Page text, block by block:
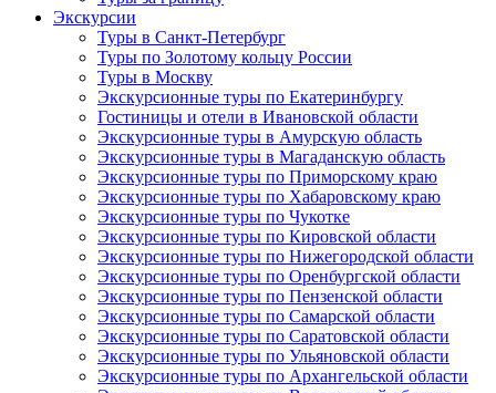
Экскурсии
Туры в Санкт-Петербург
Туры по Золотому кольцу России
Туры в Москву
Экскурсионные туры по Екатеринбургу
Гостиницы и отели в Ивановской области
Экскурсионные туры в Амурскую область
Экскурсионные туры в Магаданскую область
Экскурсионные туры по Приморскому краю
Экскурсионные туры по Хабаровскому краю
Экскурсионные туры по Чукотке
Экскурсионные туры по Кировской области
Экскурсионные туры по Нижегородской области
Экскурсионные туры по Оренбургской области
Экскурсионные туры по Пензенской области
Экскурсионные туры по Самарской области
Экскурсионные туры по Саратовской области
Экскурсионные туры по Ульяновской области
Экскурсионные туры по Архангельской области